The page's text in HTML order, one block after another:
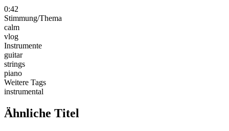
0:42
Stimmung/Thema
calm
vlog
Instrumente
guitar
strings
piano
Weitere Tags
instrumental
Ähnliche Titel